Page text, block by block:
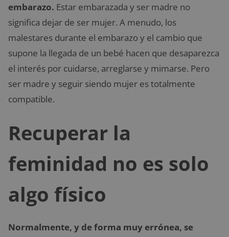
embarazo. Estar embarazada y ser madre no
significa dejar de ser mujer. A menudo, los
malestares durante el embarazo y el cambio que
supone la llegada de un bebé hacen que desaparezca
el interés por cuidarse, arreglarse y mimarse. Pero
ser madre y seguir siendo mujer es totalmente
compatible.
Recuperar la
feminidad no es solo
algo físico
Normalmente, y de forma muy errónea, se